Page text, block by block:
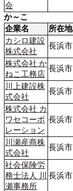
会
か～こ
企業名
所在地
カシロ建設
株式会社
長浜市
株式会社 か
ねこ工務店
長浜市
川上建設株
式会社
長浜市
株式会社 カ
ワセコーポ
レーション
長浜市
川瀬産商株
式会社
長浜市
社会保険労
務士法人 川
瀬事務所
長浜市